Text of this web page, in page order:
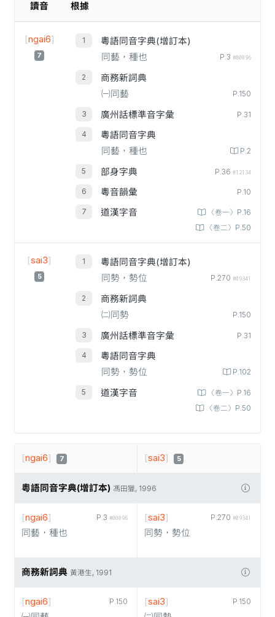
讀音 根據
[ngai6]
7
粵語同音字典(增訂本)
同藝，種也
P.3 #00096
商務新詞典
㈠同藝
P.150
廣州話標準音字彙 P.31
粵語同音字典
同藝，種也
P.2
部身字典 P.36 #12134
粵音韻彙 P.10
道漢字音
〈卷一〉P.16
〈卷二〉P.50
[sai3]
5
粵語同音字典(增訂本)
同勢，勢位
P.270 #09341
商務新詞典
㈡同勢
P.150
廣州話標準音字彙 P.31
粵語同音字典
同勢，勢位
P.102
道漢字音
〈卷一〉P.16
〈卷二〉P.50
[ngai6] 7 [sai3] 5
粵語同音字典(增訂本) 馮田獵, 1996
P.3 #00096
[ngai6]
同藝，種也
P.270 #09341
[sai3]
同勢，勢位
商務新詞典 黃港生, 1991
P.150
[ngai6]
P.150
[sai3]